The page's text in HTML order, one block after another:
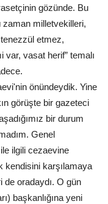
gözünde. Bu
zaman milletvekilleri,
etmez,
vasat herif” temalı
önündeydik. Yine
görüşte bir gazeteci
bir durum
Genel
ile ilgili cezaevine
kendisini karşılamaya
de oradaydı. O gün
başkanlığına yeni